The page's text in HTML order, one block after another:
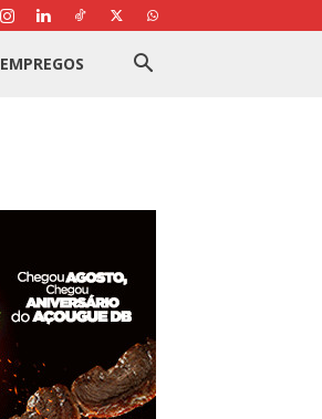
EMPREGOS